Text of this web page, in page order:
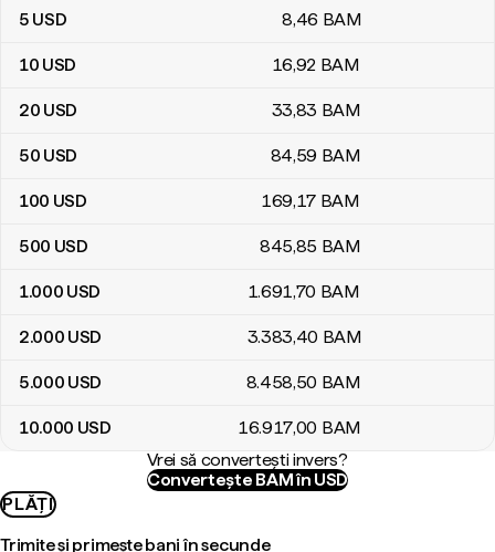
5 USD 8,46 BAM
10 USD 16,92 BAM
20 USD 33,83 BAM
50 USD 84,59 BAM
100 USD 169,17 BAM
500 USD 845,85 BAM
1.000 USD 1.691,70 BAM
2.000 USD 3.383,40 BAM
5.000 USD 8.458,50 BAM
10.000 USD 16.917,00 BAM
Vrei să convertești invers?
Convertește BAM în USD
PLĂȚI
Trimite și primește bani în secunde